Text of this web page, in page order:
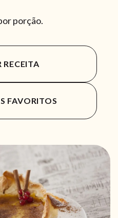
porção.
RECEITA
FAVORITOS